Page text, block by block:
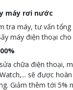
máy rơi nước
tra máy, tư vấn
máy điện thoại cho
chữa điện thoại,
sẽ được
Giảm thêm tới 5%